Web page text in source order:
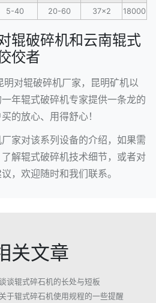
5-40 20-60 37×2 18000
辊破碎机和云南辊式
佼者
对辊破碎机厂家，昆明矿机以
年辊式破碎机专家提供一条龙的
的放心、用得舒心！
家对该系列设备的介绍，如果需
解辊式破碎机技术细节，或者对
，欢迎随时和我们联系。
关文章
谈辊式碎石机的长处与短板
于辊式碎石机使用规程的一些提醒